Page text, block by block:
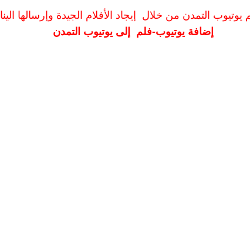
يوتيوب التمدن من خلال إيجاد الأفلام الجيدة وإرسالها الينا
إضافة يوتيوب-فلم إلى يوتيوب التمدن